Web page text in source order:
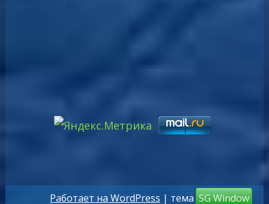
Работает на WordPress | темаSG Window